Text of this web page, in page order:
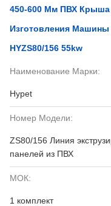
450-600 Мм ПВХ Крыша
Изготовления
HYZS80/156 55kw
Наименование Марки:
Hypet
Номер Модели:
ZS80/156 Линия
панелей из ПВХ
МОК:
1 комплект